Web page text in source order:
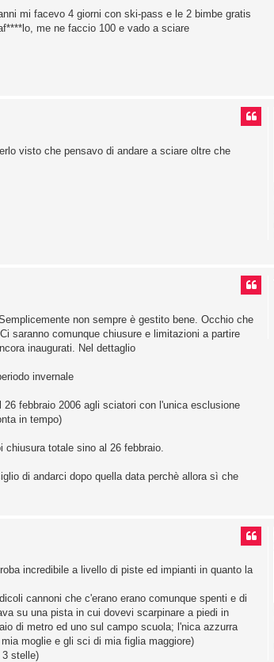
mi facevo 4 giorni con ski-pass e le 2 bimbe gratis
me ne faccio 100 e vado a sciare
visto che pensavo di andare a sciare oltre che
non sempre è gestito bene. Occhio che
saranno comunque chiusure e limitazioni a partire
inaugurati. Nel dettaglio
invernale
febbraio 2006 agli sciatori con l'unica esclusione
in tempo)
totale sino al 26 febbraio.
di andarci dopo quella data perchè allora sì che
incredibile a livello di piste ed impianti in quanto la
cannoni che c'erano erano comunque spenti e di
su una pista in cui dovevi scarpinare a piedi in
di metro ed uno sul campo scuola; l'nica azzurra
moglie e gli sci di mia figlia maggiore)
stelle)